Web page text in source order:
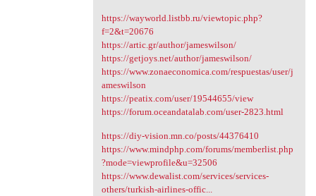
https://wayworld.listbb.ru/viewtopic.php?
f=2&t=20676
https://artic.gr/author/jameswilson/
https://getjoys.net/author/jameswilson/
https://www.zonaeconomica.com/respuestas/user/j
ameswilson
https://peatix.com/user/19544655/view
https://forum.oceandatalab.com/user-2823.html
https://diy-vision.mn.co/posts/44376410
https://www.mindphp.com/forums/memberlist.php
?mode=viewprofile&u=32506
https://www.dewalist.com/services/services-
others/turkish-airlines-offic...